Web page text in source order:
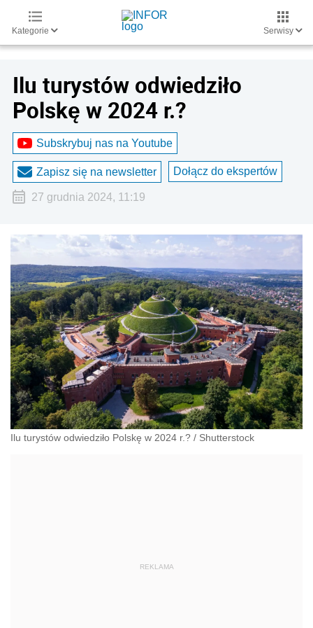
Kategorie Serwisy
Ilu turystów odwiedziło
Polskę w 2024 r.?
Subskrybuj nas na Youtube
Zapisz się na newsletter Dołącz do ekspertów
27 grudnia 2024, 11:19
Ilu turystów odwiedziło Polskę w 2024 r.? / Shutterstock